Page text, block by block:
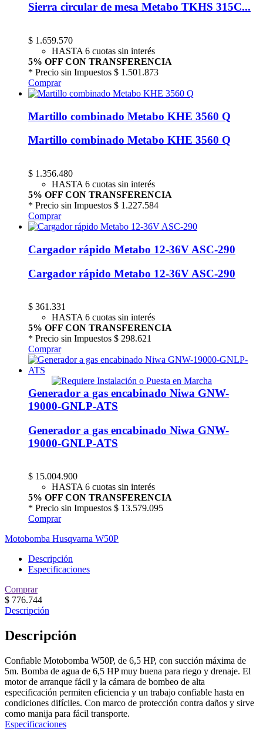
Sierra circular de mesa Metabo TKHS 315C...
$ 1.659.570
HASTA 6 cuotas sin interés
5% OFF CON TRANSFERENCIA
* Precio sin Impuestos $ 1.501.873
Comprar
Martillo combinado Metabo KHE 3560 Q
Martillo combinado Metabo KHE 3560 Q
$ 1.356.480
HASTA 6 cuotas sin interés
5% OFF CON TRANSFERENCIA
* Precio sin Impuestos $ 1.227.584
Comprar
Cargador rápido Metabo 12-36V ASC-290
Cargador rápido Metabo 12-36V ASC-290
$ 361.331
HASTA 6 cuotas sin interés
5% OFF CON TRANSFERENCIA
* Precio sin Impuestos $ 298.621
Comprar
Generador a gas encabinado Niwa GNW-
19000-GNLP-ATS
Generador a gas encabinado Niwa GNW-
19000-GNLP-ATS
$ 15.004.900
HASTA 6 cuotas sin interés
5% OFF CON TRANSFERENCIA
* Precio sin Impuestos $ 13.579.095
Comprar
Motobomba Husqvarna W50P
Descripción
Especificaciones
Comprar
$ 776.744
Descripción
Descripción
Confiable Motobomba W50P, de 6,5 HP, con succión máxima de
5m. Bomba de agua de 6,5 HP muy buena para riego y drenaje. El
motor de arranque fácil y la cámara de bombeo de alta
especificación permiten eficiencia y un trabajo confiable hasta en
condiciones difíciles. Con marco de protección contra daños y sirve
como manija para fácil transporte.
Especificaciones